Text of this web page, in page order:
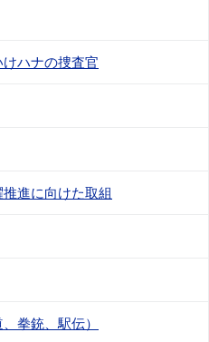
ハナの捜査官
進に向けた取組
拳銃、駅伝）